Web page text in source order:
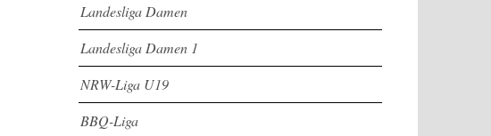
Landesliga Damen
Landesliga Damen 1
NRW-Liga U19
BBQ-Liga